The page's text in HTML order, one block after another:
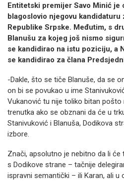
Entitetski premijer Savo Minić je
blagoslovio njegovu kandidaturu
Republike Srpske. Međutim, s
Blanušu za kojeg još nismo
se kandidirao na istu poziciju, a
se kandidirao za člana
-Dakle, što se tiče Blanuše, da se
on bi se povukao u ime
Vukanović tu nije toliko bitan pošto
trenutka ako se obznani da će u
Stanivuković i Blanuša, Dodikova
izbore.
Znači, apsolutno je nebitno da li će
s Dodikove strane – tačnije
ispravni semantički – ili Karan, ali